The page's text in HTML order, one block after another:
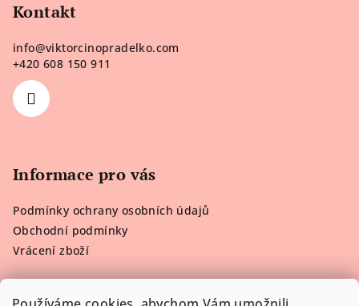
Kontakt
info@viktorcinopradelko.com
+420 608 150 911
Informace pro vás
Podmínky ochrany osobních údajů
Obchodní podmínky
Vrácení zboží